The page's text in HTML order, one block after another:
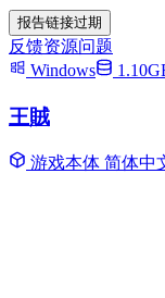
报告链接过期
反馈资源问题
Windows
王賊
游戏本体 简体中